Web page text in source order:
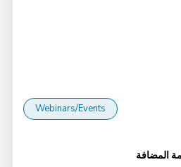
Webinars/Events
المضافة